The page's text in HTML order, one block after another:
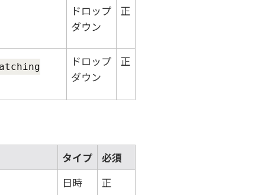
ドロップ
ダウン
正
ドロップ
ダウン
正
タイプ
必須
日時 正